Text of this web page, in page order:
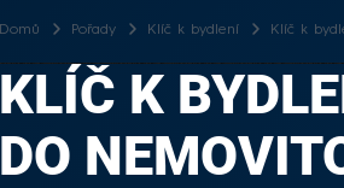
Domů Pořady Klíč k bydlení Klíč k
KLÍČ K
DO